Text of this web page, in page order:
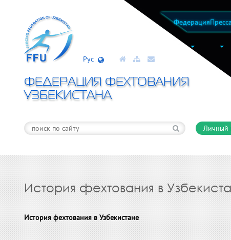
Федерация
Рус
ФЕДЕРАЦИЯ ФЕХТОВАНИЯ
УЗБЕКИСТАНА
Личный
История фехтования в
История фехтования в Узбекистане